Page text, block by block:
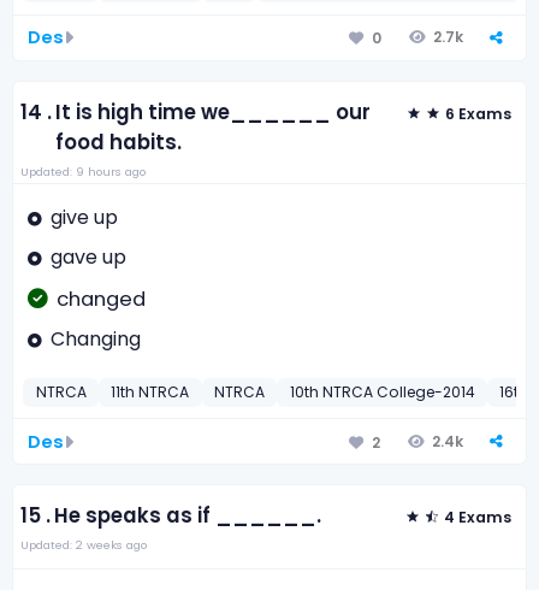
Des 0 2.7k
14 .It is high time we______ our
food habits.
6 Exams
Updated: 9 hours ago
give up
gave up
changed
Changing
NTRCA 11th NTRCA NTRCA 10th NTRCA College-2014 16th
Des 2 2.4k
15 .He speaks as if ______. 4 Exams
Updated: 2 weeks ago